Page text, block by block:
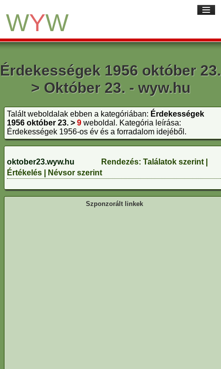
WYW
Linkajánlás
Új linkek
Szavazat szerint
Kedvencek
Segítség
WYW linkek
Érdekességek 1956 október 23.
> Október 23. - wyw.hu
Talált weboldalak ebben a kategóriában: Érdekességek
1956 október 23. > 9 weboldal. Kategória leírása:
Érdekességek 1956-os év és a forradalom idejéből.
oktober23.wyw.hu Rendezés: Találatok szerint
Értékelés
Névsor szerint
Szponzorált linkek